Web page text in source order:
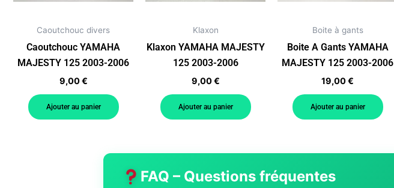
Caoutchouc divers
Caoutchouc YAMAHA
MAJESTY 125 2003-2006
9,00€
Ajouter au panier
Klaxon
Klaxon YAMAHA MAJESTY
125 2003-2006
9,00€
Ajouter au panier
Boite à gants
Boite A Gants YAMAHA
MAJESTY 125 2003-2006
19,00€
Ajouter au panier
FAQ – Questions fréquentes